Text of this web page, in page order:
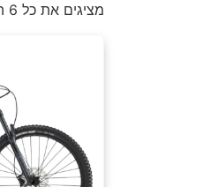
מציגים את כל ⁦6⁩ התוצאות